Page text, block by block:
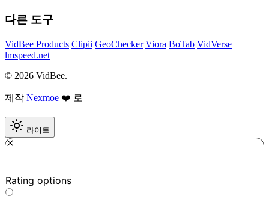
다른 도구
VidBee Products Clipii GeoChecker Viora BoTab VidVerse
lmspeed.net
© 2026 VidBee.
제작 Nexmoe ❤️ 로
라이트
Rating options